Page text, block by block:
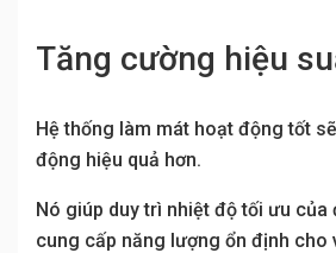
Tăng cường hiệu
Hệ thống làm mát hoạt động tốt
động hiệu quả hơn.
Nó giúp duy trì nhiệt độ tối ưu của
cung cấp năng lượng ổn định cho